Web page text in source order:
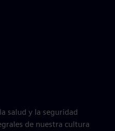
salud y la seguridad
de nuestra cultura